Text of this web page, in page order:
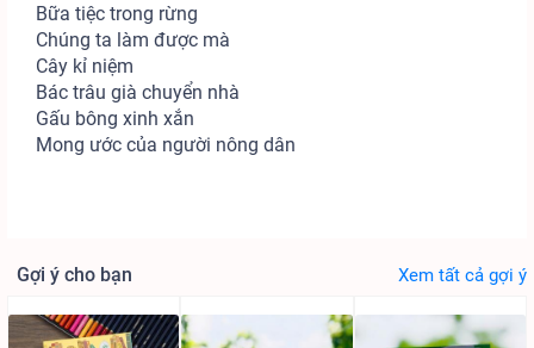
Bữa tiệc trong rừng
Chúng ta làm được mà
Cây kỉ niệm
Bác trâu già chuyển nhà
Gấu bông xinh xắn
Mong ước của người nông dân
Gợi ý cho bạn Xem tất cả gợi ý